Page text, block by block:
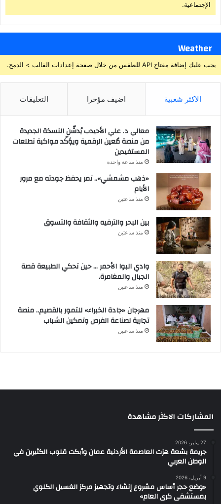
الإجتماعية.
Weather
يجب عليك إضافة مفتاح API للطقس من خلال صفحة إعدادات القالب > الدمج.
الاكثر شعبية اضيف مؤخرا التعليقات
معالي د. علي الأحيدب يُدشّن النسخة الجديدة
من منصة مُعين الرقمية ويؤكّد مواكبة تطلعات
المستفيدين
منذ ساعة واحدة
«ذهب مشمشي».. تمر يحفظ جودته مع مرور
الأيام
منذ ساعتين
بين البحر والترفيه والثقافة والتسوق
منذ ساعتين
وادي البوا الأحمر … حين تحكي الطبيعة قصة
الجبال والمغامرة.
منذ ساعتين
مهرجان «جادة الخبراء» للتمور بالقصيم.. منصة
تجارية لصناعة الفرص وتمكين الشباب
منذ ساعتين
المشاركات الاكثر مشاهدة
27 يناير، 2026
جريمة بشعة هزت العاصمة الأردنية عمان وأبكت قلوب الكثيرين في
الوطن العربي
9 أبريل، 2026
«وضع حجر أساس مشروع إنشاء وتجهيز مركز الغسيل الكلوي
بمستشفى كرى العام»